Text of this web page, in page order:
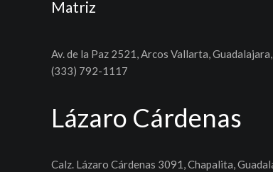
Matriz
Av. de la Paz 2521, Arcos Vallarta,
(333) 792-1117
Lázaro Cárdenas
Calz. Lázaro Cárdenas 3091, Chapalita,